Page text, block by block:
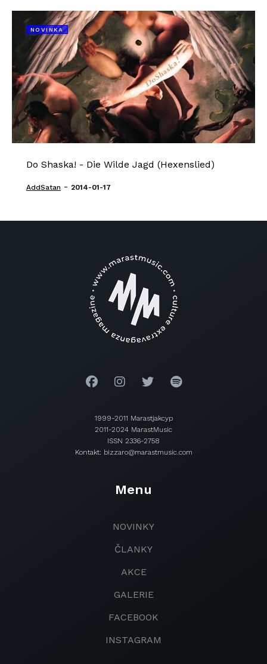
NOVINKA
Do Shaska! - Die Wilde Jagd (Hexenslied)
AddSatan - 2014-01-17
1999-2011 Marastjakcyp
2011-2024 MarastMusic
ISSN 2336-2758
Kontakt: bizzaro@marastmusic.com
Menu
NOVINKY
ČLANKY
AKCE
GALERIE
FACEBOOK
INSTAGRAM